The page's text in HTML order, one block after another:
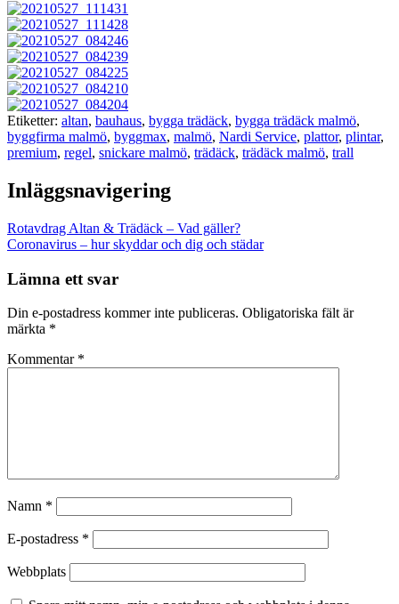
Etiketter: altan, bauhaus, bygga trädäck, bygga trädäck malmö,
byggfirma malmö, byggmax, malmö, Nardi Service, plattor, plintar,
premium, regel, snickare malmö, trädäck, trädäck malmö, trall
Inläggsnavigering
Rotavdrag Altan & Trädäck – Vad gäller?
Coronavirus – hur skyddar och dig och städar
Lämna ett svar
Din e-postadress kommer inte publiceras. Obligatoriska fält är
märkta *
Kommentar *
Namn *
E-postadress *
Webbplats